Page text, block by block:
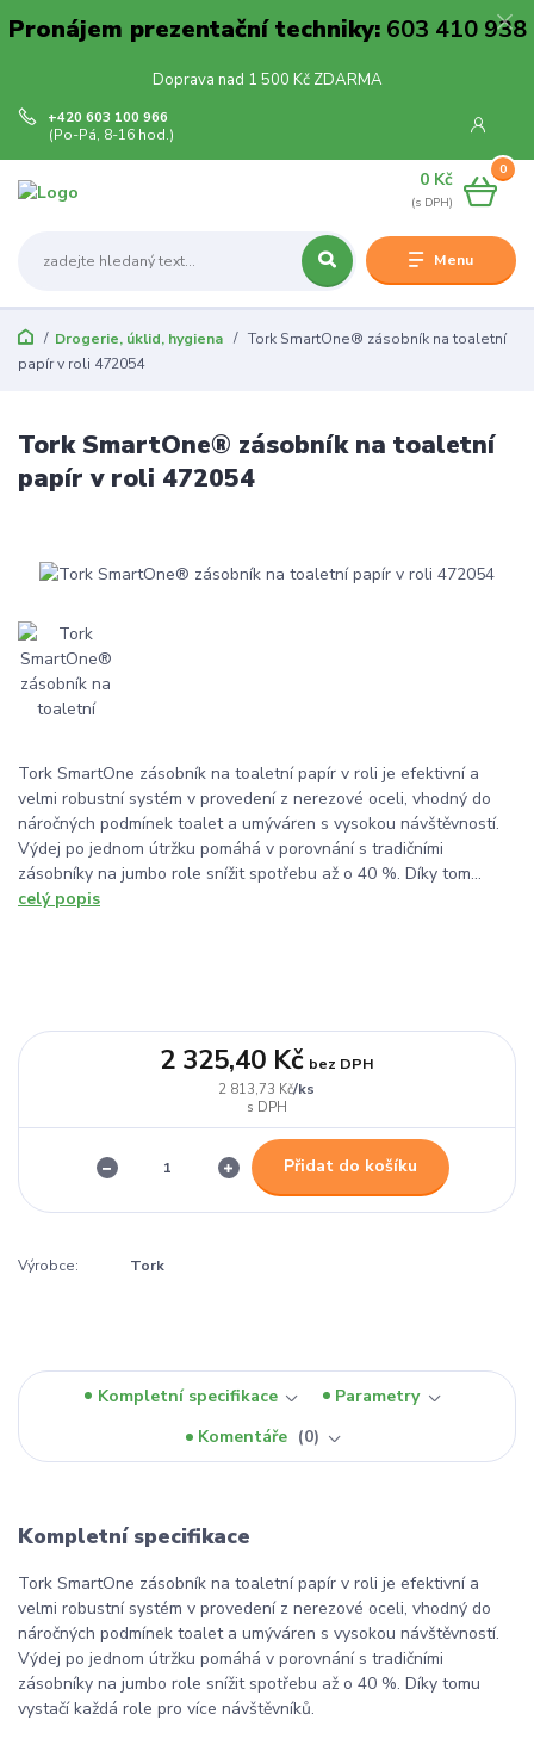
Pronájem prezentační techniky:603 410 938
Doprava nad 1 500 Kč ZDARMA
Menu
+420 603 100 966
(Po-Pá, 8-16 hod.)
0
0 Kč
Drogerie, úklid, hygiena
Tork SmartOne® zásobník na toaletní
papír v roli 472054
Tork SmartOne® zásobník na toaletní
papír v roli 472054
Tork SmartOne zásobník na toaletní papír v roli je efektivní a
velmi robustní systém v provedení z nerezové oceli, vhodný do
náročných podmínek toalet a umýváren s vysokou návštěvností.
Výdej po jednom útržku pomáhá v porovnání s tradičními
zásobníky na jumbo role snížit spotřebu až o 40 %. Díky tom...
celý popis
2 813,73 Kč/ks
2 325,40 Kč bez DPH
Přidat do košíku
Výrobce: Tork
Kompletní specifikace
Parametry
Komentáře
0
Kompletní specifikace
Tork SmartOne zásobník na toaletní papír v roli je efektivní a
velmi robustní systém v provedení z nerezové oceli, vhodný do
náročných podmínek toalet a umýváren s vysokou návštěvností.
Výdej po jednom útržku pomáhá v porovnání s tradičními
zásobníky na jumbo role snížit spotřebu až o 40 %. Díky tomu
vystačí každá role pro více návštěvníků.